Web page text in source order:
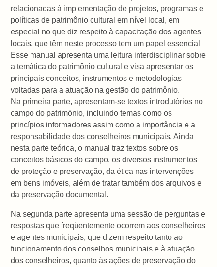
relacionadas à implementação de projetos, programas e
políticas de patrimônio cultural em nível local, em
especial no que diz respeito à capacitação dos agentes
locais, que têm neste processo tem um papel essencial.
Esse manual apresenta uma leitura interdisciplinar sobre
a temática do patrimônio cultural e visa apresentar os
principais conceitos, instrumentos e metodologias
voltadas para a atuação na gestão do patrimônio.
Na primeira parte, apresentam-se textos introdutórios no
campo do patrimônio, incluindo temas como os
princípios informadores assim como a importância e a
responsabilidade dos conselheiros municipais. Ainda
nesta parte teórica, o manual traz textos sobre os
conceitos básicos do campo, os diversos instrumentos
de proteção e preservação, da ética nas intervenções
em bens imóveis, além de tratar também dos arquivos e
da preservação documental.
Na segunda parte apresenta uma sessão de perguntas e
respostas que freqüentemente ocorrem aos conselheiros
e agentes municipais, que dizem respeito tanto ao
funcionamento dos conselhos municipais e à atuação
dos conselheiros, quanto às ações de preservação do